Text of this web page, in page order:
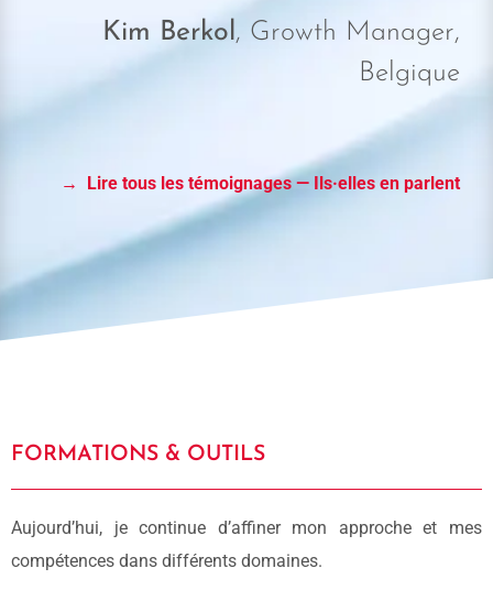
Kim Berkol , Growth Manager,
Belgique
→ Lire tous les témoignages — Ils·elles en parlent
FORMATIONS & OUTILS
Aujourd’hui, je continue d’affiner mon approche et mes
compétences dans différents domaines.